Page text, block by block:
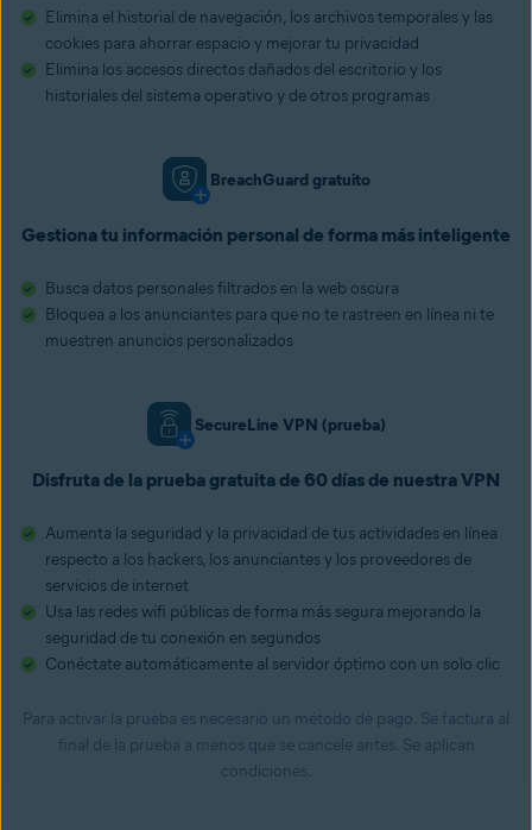
Elimina el historial de navegación, los archivos temporales y las
cookies para ahorrar espacio y mejorar tu privacidad
Elimina los accesos directos dañados del escritorio y los
historiales del sistema operativo y de otros programas
BreachGuard gratuito
Gestiona tu información personal de forma más inteligente
Busca datos personales filtrados en la web oscura
Bloquea a los anunciantes para que no te rastreen en línea ni te
muestren anuncios personalizados
SecureLine VPN (prueba)
Disfruta de la prueba gratuita de 60 días de nuestra VPN
Aumenta la seguridad y la privacidad de tus actividades en línea
respecto a los hackers, los anunciantes y los proveedores de
servicios de internet
Usa las redes wifi públicas de forma más segura mejorando la
seguridad de tu conexión en segundos
Conéctate automáticamente al servidor óptimo con un solo clic
Para activar la prueba es necesario un método de pago. Se factura al
final de la prueba a menos que se cancele antes. Se aplican
condiciones.